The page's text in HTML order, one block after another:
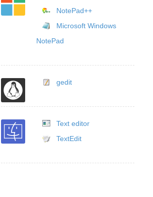
NotePad++
Microsoft Windows
NotePad
gedit
Text editor
TextEdit